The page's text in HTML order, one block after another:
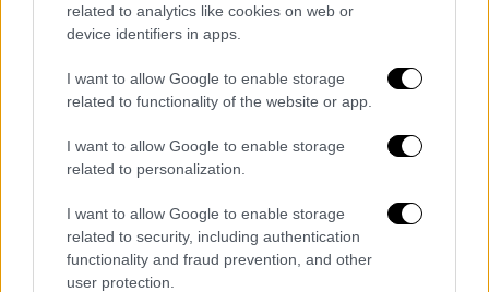
related to analytics like cookies on web or
device identifiers in apps.
I want to allow Google to enable storage
related to functionality of the website or app.
I want to allow Google to enable storage
related to personalization.
I want to allow Google to enable storage
related to security, including authentication
functionality and fraud prevention, and other
user protection.